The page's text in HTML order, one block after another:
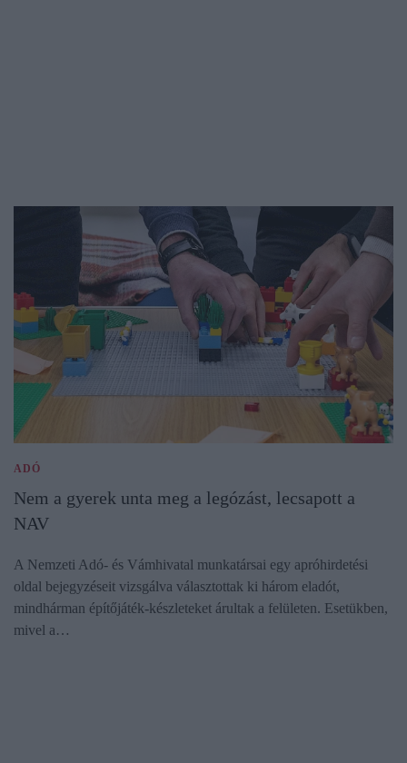
ADÓ
Nem a gyerek unta meg a legózást, lecsapott a
NAV
A Nemzeti Adó- és Vámhivatal munkatársai egy apróhirdetési
oldal bejegyzéseit vizsgálva választottak ki három eladót,
mindhárman építőjáték-készleteket árultak a felületen. Esetükben,
mivel a…